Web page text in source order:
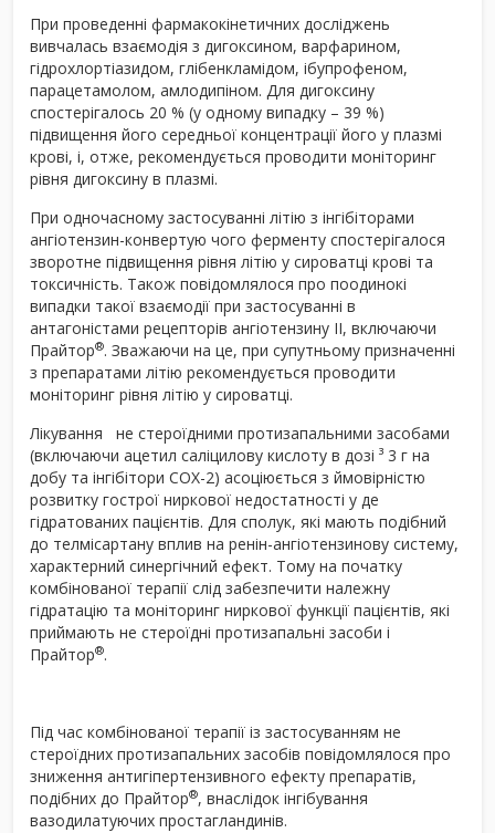
При проведенні фармакокінетичних досліджень
вивчалась взаємодія з дигоксином, варфарином,
гідрохлортіазидом, глібенкламідом, ібупрофеном,
парацетамолом, амлодипіном. Для дигоксину
спостерігалось 20 % (у одному випадку – 39 %)
підвищення його середньої концентрації його у плазмі
крові, і, отже, рекомендується проводити моніторинг
рівня дигоксину в плазмі.
При одночасному застосуванні літію з інгібіторами
ангіотензин-конвертую чого ферменту спостерігалося
зворотне підвищення рівня літію у сироватці крові та
токсичність. Також повідомлялося про поодинокі
випадки такої взаємодії при застосуванні в
антагоністами рецепторів ангіотензину ІІ, включаючи
Прайтор®. Зважаючи на це, при супутньому призначенні
з препаратами літію рекомендується проводити
моніторинг рівня літію у сироватці.
Лікування не стероїдними протизапальними засобами
(включаючи ацетил саліцилову кислоту в дозі ³ 3 г на
добу та інгібітори СОХ-2) асоціюється з ймовірністю
розвитку гострої ниркової недостатності у де
гідратованих пацієнтів. Для сполук, які мають подібний
до телмісартану вплив на ренін-ангіотензинову систему,
характерний синергічний ефект. Тому на початку
комбінованої терапії слід забезпечити належну
гідратацію та моніторинг ниркової функції пацієнтів, які
приймають не стероїдні протизапальні засоби і
Прайтор®.
Під час комбінованої терапії із застосуванням не
стероїдних протизапальних засобів повідомлялося про
зниження антигіпертензивного ефекту препаратів,
подібних до Прайтор®, внаслідок інгібування
вазодилатуючих простагландинів.